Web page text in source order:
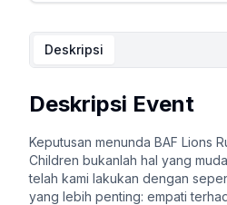
Deskripsi
Deskripsi Event
Keputusan menunda BAF Lions
Children bukanlah hal yang
telah kami lakukan dengan
yang lebih penting: empati